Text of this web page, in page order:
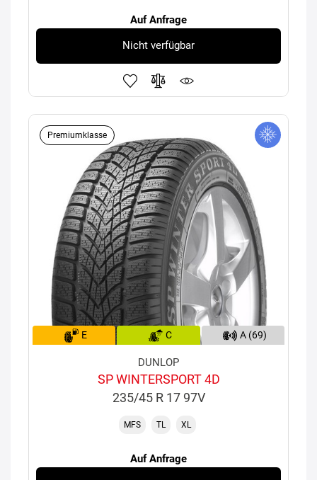
Auf Anfrage
Nicht verfügbar
Premiumklasse
E C A (69)
DUNLOP
SP WINTERSPORT 4D
235/45 R 17 97V
MFS TL XL
Auf Anfrage